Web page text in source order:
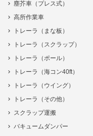
塵芥車（プレス式）
高所作業車
トレーラ（まな板）
トレーラ（スクラップ）
トレーラ（ポール）
トレーラ（海コン40ft）
トレーラ（ウイング）
トレーラ（その他）
スクラップ運搬
バキュームダンパー